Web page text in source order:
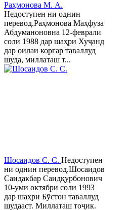
Раҳмонова М. А.
Недоступен ни однин
перевод.Раҳмонова Маҳфуза
Абдуманоновна 12-феврали
соли 1988 дар шаҳри Хуҷанд
дар оилаи коргар таваллуд
шуда, миллаташ т...
Шосаидов С. С. Недоступен
ни однин перевод.Шосаидов
Саидакбар Саидқурбонович
10-уми октябри соли 1993
дар шаҳри Бўстон таваллуд
шудааст. Миллаташ тоҷик.